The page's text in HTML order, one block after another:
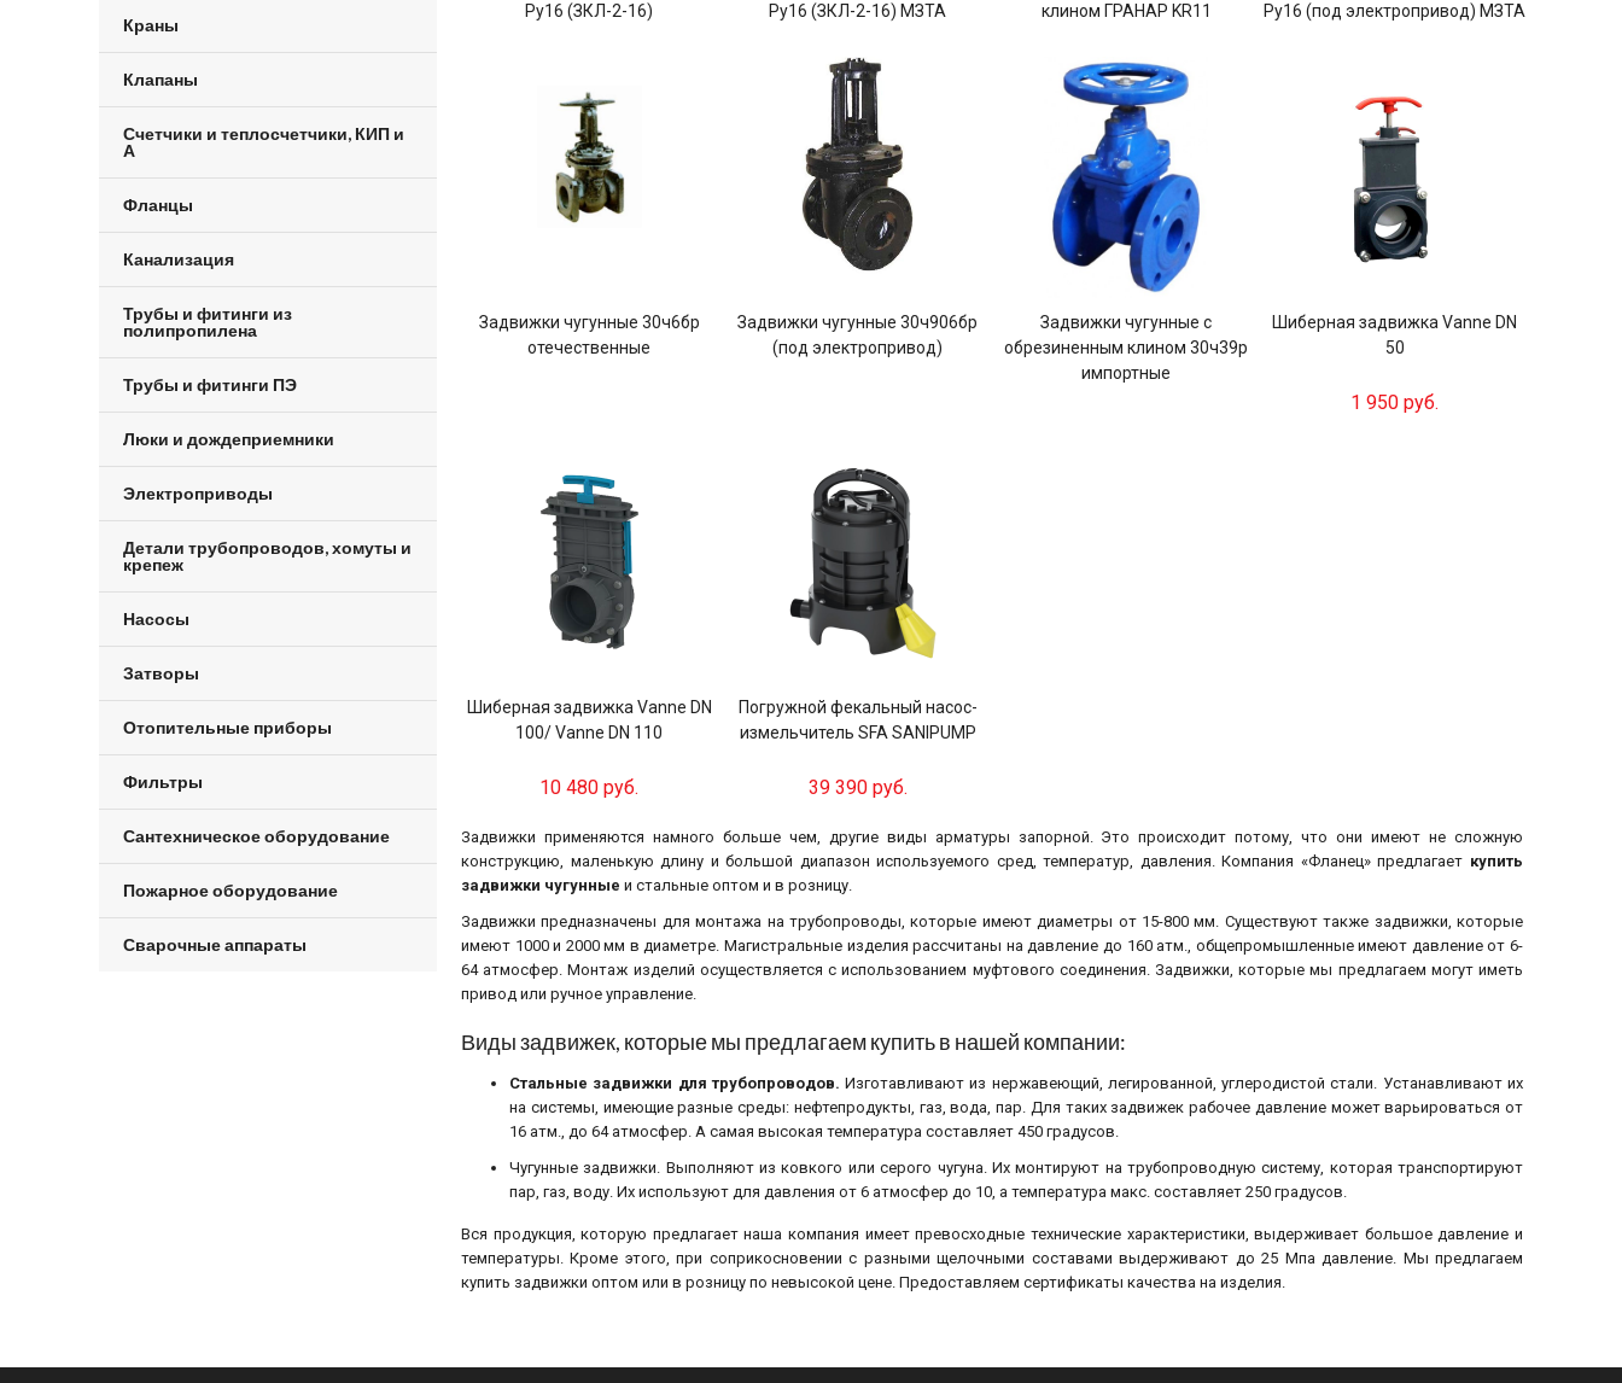
Краны
Клапаны
Счетчики и теплосчетчики, КИП и
А
Фланцы
Канализация
Трубы и фитинги из
полипропилена
Трубы и фитинги ПЭ
Люки и дождеприемники
Электроприводы
Детали трубопроводов, хомуты и
крепеж
Насосы
Затворы
Отопительные приборы
Фильтры
Сантехническое оборудование
Пожарное оборудование
Сварочные аппараты
Ру16 (ЗКЛ-2-16)
Ру16 (ЗКЛ-2-16) МЗТА
клином ГРАНАР KR11
Ру16 (под электропривод) МЗТА
Задвижки чугунные 30ч6бр
отечественные
Задвижки чугунные 30ч906бр
(под электропривод)
Задвижки чугунные с
обрезиненным клином 30ч39р
импортные
Шиберная задвижка Vanne DN
50
1 950 руб.
Шиберная задвижка Vanne DN
100/ Vanne DN 110
10 480 руб.
Погружной фекальный насос-
измельчитель SFA SANIPUMP
39 390 руб.
Задвижки применяются намного больше чем, другие виды арматуры запорной. Это происходит потому, что они имеют не сложную
конструкцию, маленькую длину и большой диапазон используемого сред, температур, давления. Компания «Фланец» предлагает купить
задвижки чугунные и стальные оптом и в розницу.
Задвижки предназначены для монтажа на трубопроводы, которые имеют диаметры от 15-800 мм. Существуют также задвижки, которые
имеют 1000 и 2000 мм в диаметре. Магистральные изделия рассчитаны на давление до 160 атм., общепромышленные имеют давление от 6-
64 атмосфер. Монтаж изделий осуществляется с использованием муфтового соединения. Задвижки, которые мы предлагаем могут иметь
привод или ручное управление.
Виды задвижек, которые мы предлагаем купить в нашей компании:
Стальные задвижки для трубопроводов.Изготавливают из нержавеющий, легированной, углеродистой стали. Устанавливают их
на системы, имеющие разные среды: нефтепродукты, газ, вода, пар. Для таких задвижек рабочее давление может варьироваться от
16 атм., до 64 атмосфер. А самая высокая температура составляет 450 градусов.
Чугунные задвижки. Выполняют из ковкого или серого чугуна. Их монтируют на трубопроводную систему, которая транспортируют
пар, газ, воду. Их используют для давления от 6 атмосфер до 10, а температура макс. составляет 250 градусов.
Вся продукция, которую предлагает наша компания имеет превосходные технические характеристики, выдерживает большое давление и
температуры. Кроме этого, при соприкосновении с разными щелочными составами выдерживают до 25 Мпа давление. Мы предлагаем
купить задвижки оптом или в розницу по невысокой цене. Предоставляем сертификаты качества на изделия.